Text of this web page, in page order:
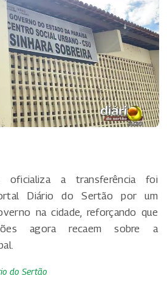
oficializa a transferência foi
Diário do Sertão por um
na cidade, reforçando que
agora recaem sobre a
do Sertão